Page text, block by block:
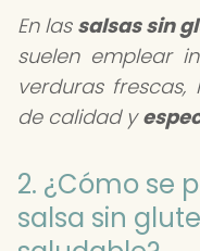
En las salsas sin
suelen emplear
verduras frescas,
de calidad y
2. ¿Cómo se
salsa sin